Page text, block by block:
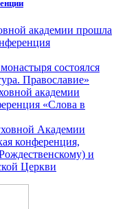
академии прошла
состоялся
Православие»
академии
«Слова в
Академии
конференция,
и
Церкви